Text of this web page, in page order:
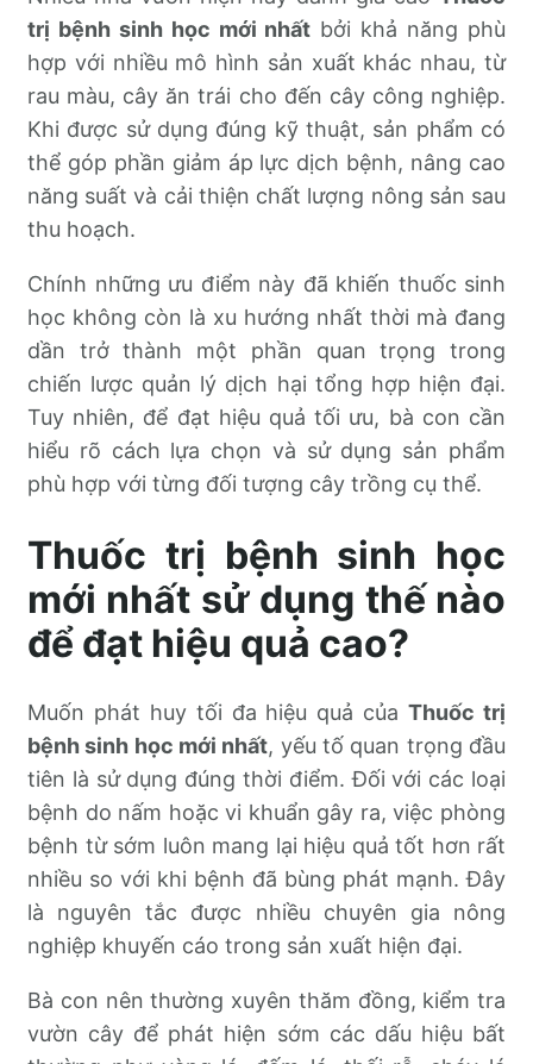
trị bệnh sinh học mới nhất bởi khả năng phù
hợp với nhiều mô hình sản xuất khác nhau, từ
rau màu, cây ăn trái cho đến cây công nghiệp.
Khi được sử dụng đúng kỹ thuật, sản phẩm có
thể góp phần giảm áp lực dịch bệnh, nâng cao
năng suất và cải thiện chất lượng nông sản sau
thu hoạch.
Chính những ưu điểm này đã khiến thuốc sinh
học không còn là xu hướng nhất thời mà đang
dần trở thành một phần quan trọng trong
chiến lược quản lý dịch hại tổng hợp hiện đại.
Tuy nhiên, để đạt hiệu quả tối ưu, bà con cần
hiểu rõ cách lựa chọn và sử dụng sản phẩm
phù hợp với từng đối tượng cây trồng cụ thể.
Thuốc trị bệnh sinh học
mới nhất sử dụng thế nào
để đạt hiệu quả cao?
Muốn phát huy tối đa hiệu quả củaThuốc trị
bệnh sinh học mới nhất, yếu tố quan trọng đầu
tiên là sử dụng đúng thời điểm. Đối với các loại
bệnh do nấm hoặc vi khuẩn gây ra, việc phòng
bệnh từ sớm luôn mang lại hiệu quả tốt hơn rất
nhiều so với khi bệnh đã bùng phát mạnh. Đây
là nguyên tắc được nhiều chuyên gia nông
nghiệp khuyến cáo trong sản xuất hiện đại.
Bà con nên thường xuyên thăm đồng, kiểm tra
vườn cây để phát hiện sớm các dấu hiệu bất